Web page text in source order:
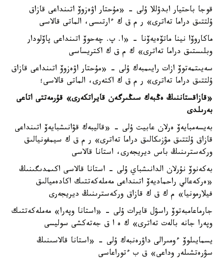
قوجا باحتيار ابدۋللا ۇلى - «مۇحتار اۋەزوۆ اتىنداعى قازاق
ۇلتتىق دراما تەاترى» ر م ق ك ءارتىسى، الماتى قالاسى
ماكاروۆا نينا ماتۆەيەۆنا - «ا. پ. چەحوۆ اتىنداعى پاۆلودار
وبلىستىق دراما تەاترى» ك م ق ك اكتريساسى
سەيىتمەتوۆ ازات رايىمبەك ۇلى - «مۇحتار اۋەزوۆ اتىنداعى قازاق
ۇلتتىق دراما تەاترى» ر م ق ك اكتەرى، الماتى قالاسى؛
«قازاقستاننىڭ ەڭبەك سىڭىرگەن قايراتكەرى» قۇرمەتتى اتاعى
بەرىلدى
بەيسەمبايەۆ ەرلان عابيت ۇلى - «قاليبەك قۋانىشبايەۆ اتىنداعى
قازاق ۇلتتىق مۋزىكالىق دراما تەاترى» ر م ق ك سيمفونيالىق
وركەسترىنىڭ باس ديريجەرى، استانا قالاسى
بەكەنوۆ نۇرلان الدانىشباي ۇلى - استانا قالاسى اكىمدىگىنىڭ
«ەركەعالي راحماديەۆ اتىنداعى مەملەكەتتىك اكادەميالىق
فيلارمونيا» م ك ق ك قازاق وركەسترىنىڭ ديريجەرى
جارماعامبەتوۆ راسۋل قايرات ۇلى - «استانا وپەرا» مەملەكەتتىك
وپەرا جانە بالەت تەاترى» ك ە ا ق جەتەكشى سوليسى
يسمايىلوۆ ءومىرالى داۋرەنبەك ۇلى - «استانا قالاسىنىڭ
سۋرەتشىلەر وداعى» ق ب ءتوراعاسى